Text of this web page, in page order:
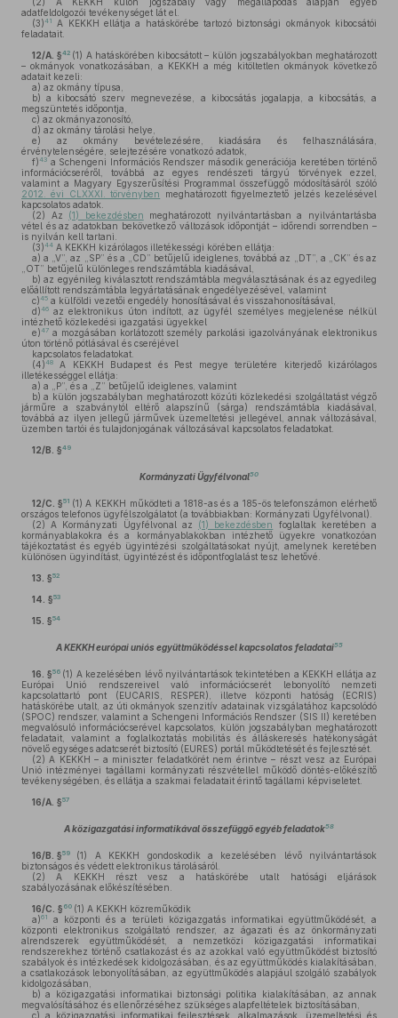
adatfeldolgozói tevékenységet lát el.
(3)41
A KEKKH ellátja a hatáskörébe tartozó biztonsági okmányok kibocsátói
feladatait.
12/A. §42 (1) A hatáskörében kibocsátott – külön jogszabályokban meghatározott
– okmányok vonatkozásában, a KEKKH a még kitöltetlen okmányok következő
adatait kezeli:
a) az okmány típusa,
b) a kibocsátó szerv megnevezése, a kibocsátás jogalapja, a kibocsátás, a
megszüntetés időpontja,
c) az okmányazonosító,
d) az okmány tárolási helye,
e) az okmány bevételezésére, kiadására és felhasználására,
érvénytelenségére, selejtezésére vonatkozó adatok,
f)43 a Schengeni Információs Rendszer második generációja keretében történő
információcseréről, továbbá az egyes rendészeti tárgyú törvények ezzel,
valamint a Magyary Egyszerűsítési Programmal összefüggő módosításáról szóló
2012. évi CLXXXI. törvényben
meghatározott figyelmeztető jelzés kezelésével
kapcsolatos adatok.
(2) Az (1) bekezdésben meghatározott nyilvántartásban a nyilvántartásba
vétel és az adatokban bekövetkező változások időpontját – időrendi sorrendben –
is nyilván kell tartani.
(3)44 A KEKKH kizárólagos illetékességi körében ellátja:
a) a „V”, az „SP” és a „CD” betűjelű ideiglenes, továbbá az „DT”, a „CK” és az
„OT” betűjelű különleges rendszámtábla kiadásával,
b) az egyénileg kiválasztott rendszámtábla megválasztásának és az egyedileg
előállított rendszámtábla legyártatásának engedélyezésével, valamint
c)45 a külföldi vezetői engedély honosításával és visszahonosításával,
d)46 az elektronikus úton indított, az ügyfél személyes megjelenése nélkül
intézhető közlekedési igazgatási ügyekkel
e)47 a mozgásában korlátozott személy parkolási igazolványának elektronikus
úton történő pótlásával és cseréjével
kapcsolatos feladatokat.
(4)48
A KEKKH Budapest és Pest megye területére kiterjedő kizárólagos
illetékességgel ellátja:
a) a „P”, és a „Z” betűjelű ideiglenes, valamint
b) a külön jogszabályban meghatározott közúti közlekedési szolgáltatást végző
járműre a szabványtól eltérő alapszínű (sárga) rendszámtábla kiadásával,
továbbá az ilyen jellegű járművek üzemeltetési jellegével, annak változásával,
üzemben tartói és tulajdonjogának változásával kapcsolatos feladatokat.
12/B. §49
Kormányzati Ügyfélvonal50
12/C. §51 (1) A KEKKH működteti a 1818-as és a 185-ös telefonszámon elérhető
országos telefonos ügyfélszolgálatot (a továbbiakban: Kormányzati Ügyfélvonal).
(2) A Kormányzati Ügyfélvonal az (1) bekezdésben
foglaltak keretében a
kormányablakokra és a kormányablakokban intézhető ügyekre vonatkozóan
tájékoztatást és egyéb ügyintézési szolgáltatásokat nyújt, amelynek keretében
különösen ügyindítást, ügyintézést és időpontfoglalást tesz lehetővé.
13. §52
14. §53
15. §54
A KEKKH európai uniós együttműködéssel kapcsolatos feladatai55
16. §56 (1) A kezelésében lévő nyilvántartások tekintetében a KEKKH ellátja az
Európai Unió rendszereivel való információcserét lebonyolító nemzeti
kapcsolattartó pont (EUCARIS, RESPER), illetve központi hatóság (ECRIS)
hatáskörébe utalt, az úti okmányok szenzitív adatainak vizsgálatához kapcsolódó
(SPOC) rendszer, valamint a Schengeni Információs Rendszer (SIS II) keretében
megvalósuló információcserével kapcsolatos, külön jogszabályban meghatározott
feladatait, valamint a foglalkoztatás mobilitás és álláskeresés hatékonyságát
növelő egységes adatcserét biztosító (EURES) portál működtetését és fejlesztését.
(2) A KEKKH – a miniszter feladatkörét nem érintve – részt vesz az Európai
Unió intézményei tagállami kormányzati részvétellel működő döntés-előkészítő
tevékenységében, és ellátja a szakmai feladatait érintő tagállami képviseletet.
16/A. §57
A közigazgatási informatikával összefüggő egyéb feladatok58
16/B. §59 (1)
A KEKKH gondoskodik a kezelésében lévő nyilvántartások
biztonságos és védett elektronikus tárolásáról.
(2) A KEKKH részt vesz a hatáskörébe utalt hatósági eljárások
szabályozásának előkészítésében.
16/C. § 60 (1) A KEKKH közreműködik
a)61
a központi és a területi közigazgatás informatikai együttműködését, a
központi elektronikus szolgáltató rendszer, az ágazati és az önkormányzati
alrendszerek együttműködését, a nemzetközi közigazgatási informatikai
rendszerekhez történő csatlakozást és az azokkal való együttműködést biztosító
szabályok és intézkedések kidolgozásában, és az együttműködés kialakításában,
a csatlakozások lebonyolításában, az együttműködés alapjául szolgáló szabályok
kidolgozásában,
b) a közigazgatási informatikai biztonsági politika kialakításában, az annak
megvalósításához és ellenőrzéséhez szükséges alapfeltételek biztosításában,
c) a közigazgatási informatikai fejlesztések, alkalmazások, üzemeltetési és